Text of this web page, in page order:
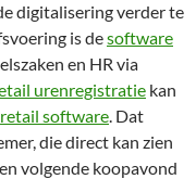
digitalisering verder te
is desoftware
en HR via
urenregistratie kan
retail software. Dat
die direct kan zien
volgende koopavond